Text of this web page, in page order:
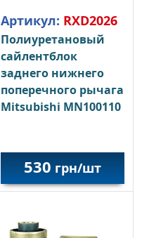
Артикул: RXD2026
Полиуретановый
сайлентблок
заднего нижнего
поперечного рычага
Mitsubishi MN100110
530 грн/шт